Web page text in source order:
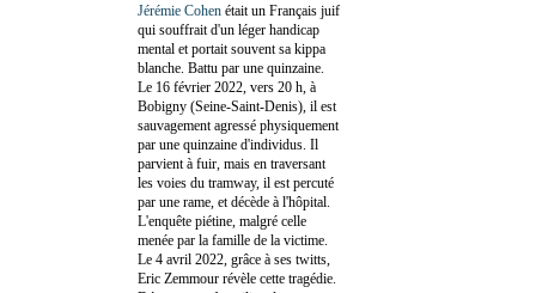
Jérémie Cohen était un Français juif
qui souffrait d'un léger handicap
mental et portait souvent sa kippa
blanche. Battu par une quinzaine.
Le 16 février 2022, vers 20 h, à
Bobigny (Seine-Saint-Denis), il est
sauvagement agressé physiquement
par une quinzaine d'individus. Il
parvient à fuir, mais en traversant
les voies du tramway, il est percuté
par une rame, et décède à l'hôpital.
L'enquête piétine, malgré celle
menée par la famille de la victime.
Le 4 avril 2022, grâce à ses twitts,
Eric Zemmour révèle cette tragédie.